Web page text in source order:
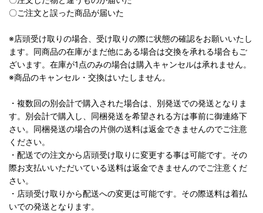
〇ご注文と誤った商品が届いた
※店頭受け取りの場合、受け取りの際に状態の確認をお願いいたし
ます。同商品の在庫がまだ他にある場合は交換を承れる場合もご
ざいます。在庫が1点のみの場合は購入キャンセルは承れません。
※商品のキャンセル・交換はいたしません。
・複数回の別会計で購入された場合は、別発送での発送となりま
す。別会計で購入し、同梱発送を希望される方は事前に御連絡下
さい。同梱発送の場合の片側の送料は返金できませんのでご注意
ください。
・配送での注文から店頭受け取りに変更する事は可能です。その
際お支払いいただいている送料は返金できませんのでご注意くだ
さい。
・店頭受け取りから配送への変更は可能です。その際送料は着払
いでの発送となります。